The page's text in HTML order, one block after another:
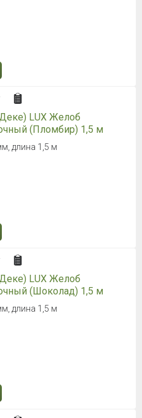
LUX Желоб
(Пломбир) 1,5 м
длина 1,5 м
LUX Желоб
(Шоколад) 1,5 м
длина 1,5 м